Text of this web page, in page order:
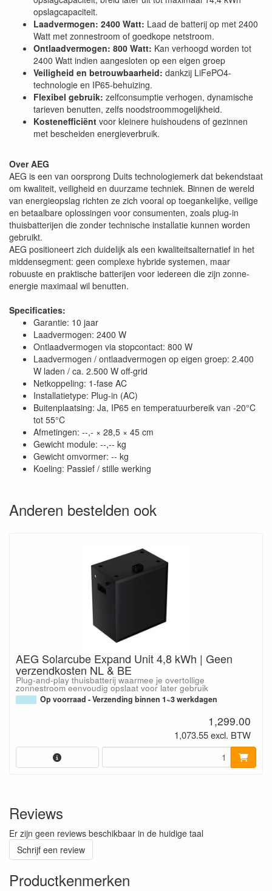
opslagcapaciteit.
Laadvermogen: 2400 Watt: Laad de batterij op met 2400
Watt met zonnestroom of goedkope netstroom.
Ontlaadvermogen: 800 Watt: Kan verhoogd worden tot
2400 Watt indien aangesloten op een eigen groep
Veiligheid en betrouwbaarheid: dankzij LiFePO4-
technologie en IP65-behuizing.
Flexibel gebruik: zelfconsumptie verhogen, dynamische
tarieven benutten, zelfs noodstroommogelijkheid.
Kostenefficiënt voor kleinere huishoudens of gezinnen
met bescheiden energieverbruik.
Over AEG
AEG is een van oorsprong Duits technologiemerk dat bekendstaat
om kwaliteit, veiligheid en duurzame techniek. Binnen de wereld
van energieopslag richten ze zich vooral op toegankelijke, veilige
en betaalbare oplossingen voor consumenten, zoals plug-in
thuisbatterijen die zonder technische installatie kunnen worden
gebruikt.
AEG positioneert zich duidelijk als een kwaliteitsalternatief in het
middensegment: geen complexe hybride systemen, maar
robuuste en praktische batterijen voor iedereen die zijn zonne-
energie maximaal wil benutten.
Specificaties:
Garantie: 10 jaar
Laadvermogen: 2400 W
Ontlaadvermogen via stopcontact: 800 W
Laadvermogen / ontlaadvermogen op eigen groep: 2.400
W laden / ca. 2.500 W off-grid
Netkoppeling: 1-fase AC
Installatietype: Plug-in (AC)
Buitenplaatsing: Ja, IP65 en temperatuurbereik van -20°C
tot 55°C
Afmetingen: --,- × 28,5 × 45 cm
Gewicht module: --,-- kg
Gewicht omvormer: -- kg
Koeling: Passief / stille werking
Anderen bestelden ook
AEG Solarcube Expand Unit 4,8 kWh | Geen
verzendkosten NL & BE
Plug-and-play thuisbatterij waarmee je overtollige
zonnestroom eenvoudig opslaat voor later gebruik
Op voorraad - Verzending binnen 1~3 werkdagen
1,299.00
1,073.55 excl. BTW
Reviews
Er zijn geen reviews beschikbaar in de huidige taal
Schrijf een review
Productkenmerken